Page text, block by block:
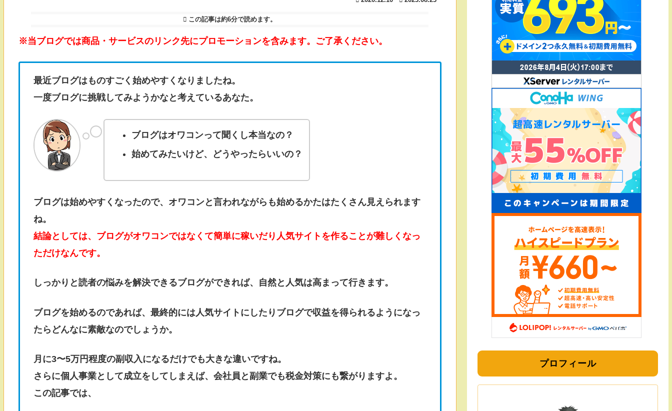
この記事は約6分で読めます。
※当ブログでは商品・サービスのリンク先にプロモーションを含みます。ご了承ください。
最近ブログはものすごく始めやすくなりましたね。
一度ブログに挑戦してみようかなと考えているあなた。
ブログはオワコンって聞くし本当なの？
始めてみたいけど、どうやったらいいの？
ブログは始めやすくなったので、オワコンと言われながらも始めるかたはたくさん見えられます
ね。
結論としては、ブログがオワコンではなくて簡単に稼いだり人気サイトを作ることが難しくなっ
ただけなんです。
しっかりと読者の悩みを解決できるブログができれば、自然と人気は高まって行きます。
ブログを始めるのであれば、最終的には人気サイトにしたりブログで収益を得られるようになっ
たらどんなに素敵なのでしょうか。
月に3〜5万円程度の副収入になるだけでも大きな違いですね。
さらに個人事業として成立をしてしまえば、会社員と副業でも税金対策にも繋がりますよ。
この記事では、
プロフィール